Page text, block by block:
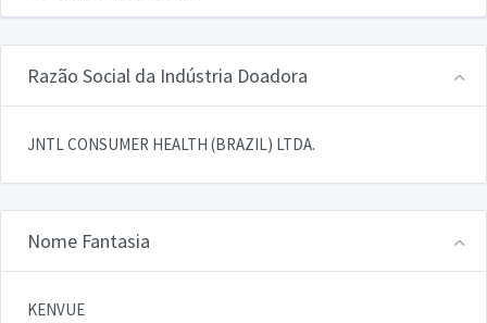
Razão Social da Indústria Doadora
JNTL CONSUMER HEALTH (BRAZIL) LTDA.
Nome Fantasia
KENVUE